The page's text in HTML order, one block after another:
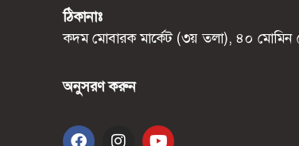
ঠিকানাঃ
কদম মোবারক মার্কেট (৩য় তলা), ৪০ মোমিন
অনুসরণ করুন